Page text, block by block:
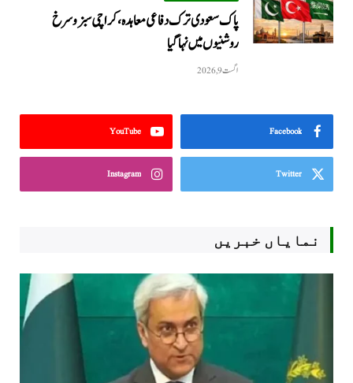
پاک سعودی ترک دفاعی معاہدہ، کراچی سبز و سرخ
روشنیوں میں نہا گیا
اگست 9, 2026
Facebook
YouTube
Twitter
Instagram
نمایاں خبریں